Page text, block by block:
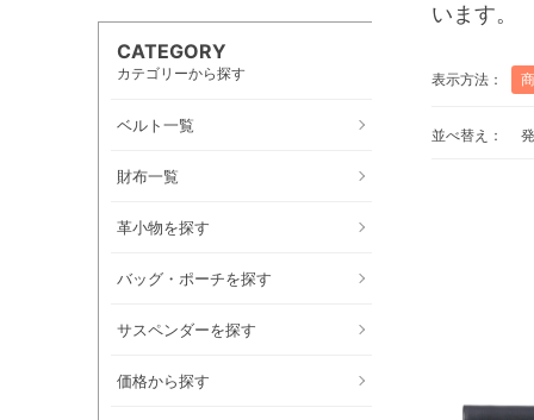
CATEGORY
カテゴリーから探す
ベルト一覧
財布一覧
革小物を探す
バッグ・ポーチを探す
サスペンダーを探す
価格から探す
います。
表示方法：
並べ替え：